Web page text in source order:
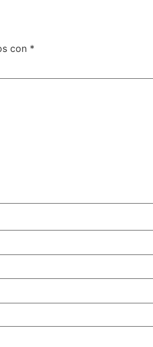
con *